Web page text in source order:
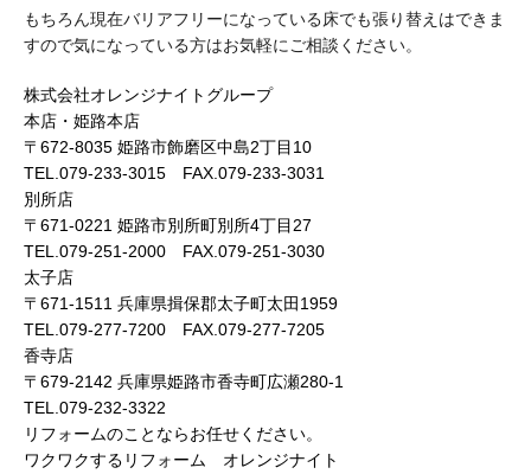
もちろん現在バリアフリーになっている床でも張り替えはできま
すので気になっている方はお気軽にご相談ください。
株式会社オレンジナイトグループ
本店・姫路本店
〒672-8035 姫路市飾磨区中島2丁目10
TEL.079-233-3015 FAX.079-233-3031
別所店
〒671-0221 姫路市別所町別所4丁目27
TEL.079-251-2000 FAX.079-251-3030
太子店
〒671-1511 兵庫県揖保郡太子町太田1959
TEL.079-277-7200 FAX.079-277-7205
香寺店
〒679-2142 兵庫県姫路市香寺町広瀬280-1
TEL.079-232-3322
リフォームのことならお任せください。
ワクワクするリフォーム オレンジナイト